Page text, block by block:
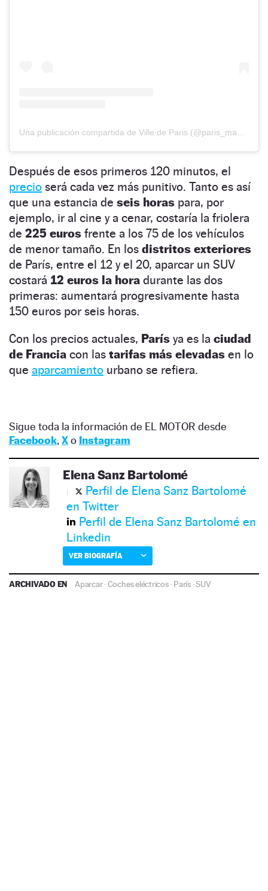
Después de esos primeros 120 minutos, el
precio será cada vez más punitivo. Tanto es así
que una estancia de seis horas para, por
ejemplo, ir al cine y a cenar, costaría la friolera
de 225 euros frente a los 75 de los vehículos
de menor tamaño. En los distritos exteriores
de París, entre el 12 y el 20, aparcar un SUV
costará 12 euros la hora durante las dos
primeras: aumentará progresivamente hasta
150 euros por seis horas.
Con los precios actuales, París ya es la ciudad
de Francia con las tarifas más elevadas en lo
que aparcamiento urbano se refiera.
Sigue toda la información de EL MOTOR desde
Facebook, Xo Instagram
Elena Sanz Bartolomé
Perfil de Elena Sanz Bartolomé
en Twitter
Perfil de Elena Sanz Bartolomé en
Linkedin
VER BIOGRAFÍA
ARCHIVADO EN Aparcar·Coches eléctricos·París·SUV